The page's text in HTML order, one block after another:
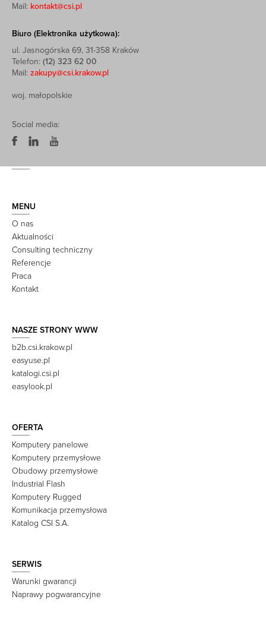
Mail: kontakt@csi.pl
Biuro (Elektronika użytkowa):
ul. Jasnogórska 69, 31-358 Kraków
Telefon: (12) 323 62 00
Mail: zakupy@csi.krakow.pl
woj. małopolskie
Social media:
MENU
O nas
Aktualności
Consulting techniczny
Referencje
Praca
Kontakt
NASZE STRONY WWW
b2b.csi.krakow.pl
easyuse.pl
katalogi.csi.pl
easylook.pl
OFERTA
Komputery panelowe
Komputery przemysłowe
Obudowy przemysłowe
Industrial Flash
Komputery Rugged
Komunikacja przemysłowa
Katalog CSI S.A.
SERWIS
Warunki gwarancji
Naprawy pogwarancyjne